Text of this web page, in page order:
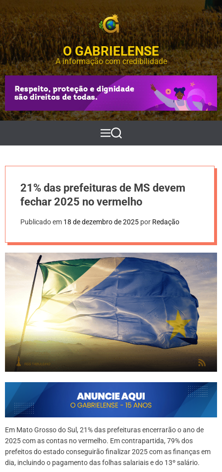
k
p
t
o
c
o
n
t
e
O GABRIELENSE
A informação com credibilidade
M
e
P
e
s
r
21% das prefeituras de MS devem
fechar 2025 no vermelho
Publicado em 18 de dezembro de 2025 por Redação
Em Mato Grosso do Sul, 21% das prefeituras encerrarão o ano de
2025 com as contas no vermelho. Em contrapartida, 79% dos
prefeitos do estado conseguirão finalizar 2025 com as finanças em
dia, incluindo o pagamento das folhas salariais e do 13º salário.